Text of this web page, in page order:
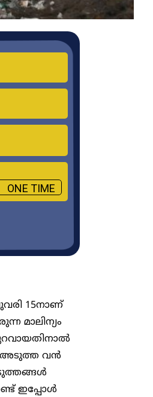
ONE TIME
15നാണ്
മാലിന്യം
അടുത്ത വൻ
ഇപ്പോൾ